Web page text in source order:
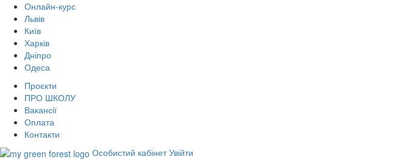
Онлайн-курс
Львів
Київ
Харків
Дніпро
Одеса
Проєкти
ПРО ШКОЛУ
Вакансії
Оплата
Контакти
Особистий кабінет Увійти